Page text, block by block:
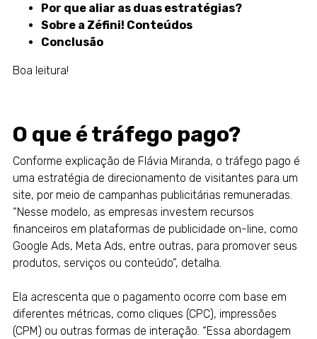
Por que aliar as duas estratégias?
Sobre a Zéfini! Conteúdos
Conclusão
Boa leitura!
O que é tráfego pago?
Conforme explicação de Flávia Miranda, o tráfego pago é
uma estratégia de direcionamento de visitantes para um
site, por meio de campanhas publicitárias remuneradas.
“Nesse modelo, as empresas investem recursos
financeiros em plataformas de publicidade on-line, como
Google Ads, Meta Ads, entre outras, para promover seus
produtos, serviços ou conteúdo”, detalha.
Ela acrescenta que o pagamento ocorre com base em
diferentes métricas, como cliques (CPC), impressões
(CPM) ou outras formas de interação. “Essa abordagem